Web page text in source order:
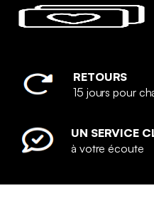
RETOURS
15 jours pour
UN SERVICE
à votre écoute